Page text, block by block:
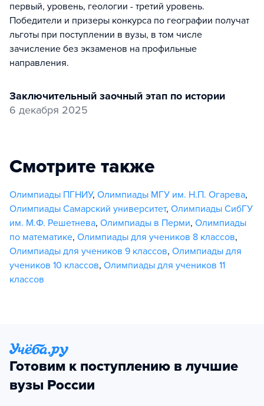
первый, уровень, геологии - третий уровень.
Победители и призеры конкурса по географии получат
льготы при поступлении в вузы, в том числе
зачисление без экзаменов на профильные
направления.
заключительный заочный этап по истории
6 декабря 2025
Смотрите также
Олимпиады ПГНИУ, Олимпиады МГУ им. Н.П. Огарева,
Олимпиады Самарский университет, Олимпиады СибГУ
им. М.Ф. Решетнева, Олимпиады в Перми, Олимпиады
по математике, Олимпиады для учеников 8 классов,
Олимпиады для учеников 9 классов, Олимпиады для
учеников 10 классов, Олимпиады для учеников 11
классов
Готовим к поступлению в лучшие
вузы России